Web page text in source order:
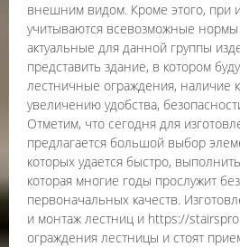
внешним видом. Кроме этого, при
учитываются всевозможные нормы
актуальные для данной группы
представить здание, в котором
лестничные ограждения, наличие
увеличению удобства,
Отметим, что сегодня для
предлагается большой выбор
которых удается быстро,
которая многие годы прослужит
первоначальных качеств.
и монтаж лестниц и https://
ограждения лестницы и стоят